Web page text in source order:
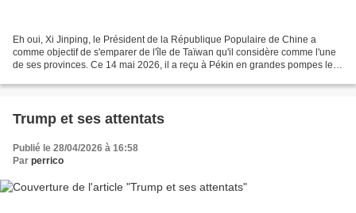
Eh oui, Xi Jinping, le Président de la République Populaire de Chine a
comme objectif de s'emparer de l'île de Taïwan qu'il considère comme l'une
de ses provinces. Ce 14 mai 2026, il a reçu à Pékin en grandes pompes le
Trump et ses attentats
Publié le 28/04/2026 à 16:58
Par perrico